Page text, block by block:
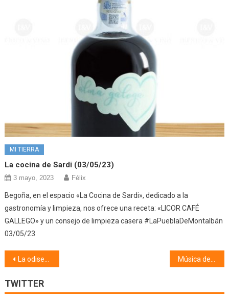
MI TIERRA
La cocina de Sardi (03/05/23)
3 mayo, 2023 Félix
Begoña, en el espacio «La Cocina de Sardi», dedicado a la
gastronomía y limpieza, nos ofrece una receta: «LICOR CAFÉ
GALLEGO» y un consejo de limpieza casera #LaPueblaDeMontalbán
03/05/23
Navegación
de
La odisea (20/06/18) Neobancos
TWITTER